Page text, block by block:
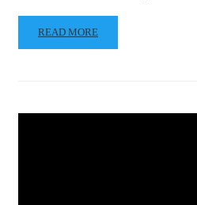
READ MORE